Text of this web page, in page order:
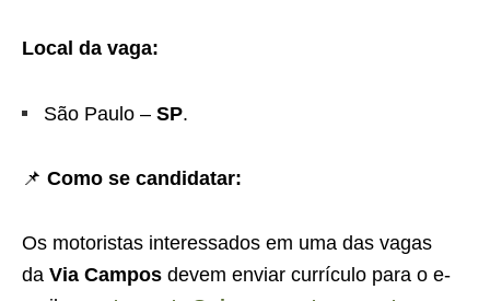
Local da vaga:
São Paulo – SP.
📌 Como se candidatar:
Os motoristas interessados em uma das vagas
da Via Campos devem enviar currículo para o e-